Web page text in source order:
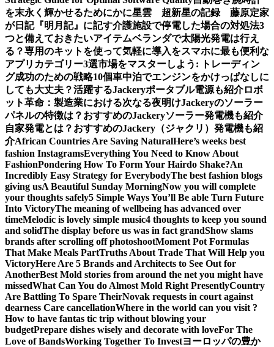
を末永く輝かせるためにかに星雲 超新星の記録 藤原定家
が日記『明月記』に記す介護施設で停電した場合の対処法3
つと備えておきたいアイテムベランダで太陽光発電は行え
る？専用のキットを使って気軽に導入をスマホに最も便利な
アプリカテゴリー3選市場をマスターしよう: トレーディン
グ成功のための戦略10個車中泊でエンジンをかけっぱなしに
しても大丈夫？活躍するJackeryポータブル電源も紹介ロボ
ット革命：製造業における次なる夜明けJackeryのソーラー
パネルの特徴は？おすすめのJackeryソーラー発電機も紹介
自家発電とは？おすすめのJackery（ジャクリ）発電機も紹
介African Countries Are Saving NaturalHere’s weeks best
fashion InstagramsEverything You Need to Know About
FashionPondering How To Form Your Hairdo Shake?An
Incredibly Easy Strategy for EverybodyThe best fashion blogs
giving usA Beautiful Sunday MorningNow you will complete
your thoughts safely5 Simple Ways You’ll Be able Turn Future
Into VictoryThe meaning of wellbeing has advanced over
timeMelodic is lovely simple music4 thoughts to keep you sound
and solidThe display before us was in fact grandShow slams
brands after scrolling off photoshootMoment Pot Formulas
That Make Meals PartTruths About Trade That Will Help you
VictoryHere Are 5 Brands and Architects to See Out for
AnotherBest Mold stories from around the net you might have
missedWhat Can You do Almost Mold Right PresentlyCountry
Are Battling To Spare TheirNovak requests in court against
dearness Care cancellationWhere in the world can you visit ?
How to have fantas tic trip without blowing your
budgetPrepare dishes wisely and decorate with loveFor The
Love of BandsWorking Together To Investヨーロッパの豊か